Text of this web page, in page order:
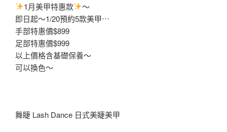
1月美甲特惠款
～
即日起～1/20預約5款美甲⋯
手部特惠價$899
足部特惠價$999
以上價格含基礎保養～
可以換色～
舞睫 Lash Dance 日式美睫美甲